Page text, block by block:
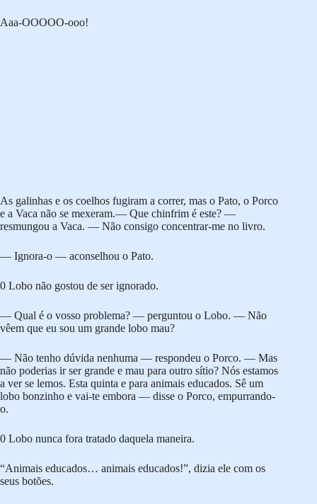
Aaa-OOOOO-ooo!
As galinhas e os coelhos fugiram a correr, mas o Pato, o Porco
e a Vaca não se mexeram.— Que chinfrim é este? —
resmungou a Vaca. — Não consigo concentrar-me no livro.
— Ignora-o — aconselhou o Pato.
0 Lobo não gostou de ser ignorado.
— Qual é o vosso problema? — perguntou o Lobo. — Não
vêem que eu sou um grande lobo mau?
— Não tenho dúvida nenhuma — respondeu o Porco. — Mas
não poderias ir ser grande e mau para outro sítio? Nós estamos
a ver se lemos. Esta quinta e para animais educados. Sê um
lobo bonzinho e vai-te embora — disse o Porco, empurrando-
o.
0 Lobo nunca fora tratado daquela maneira.
“Animais educados… animais educados!”, dizia ele com os
seus botões.